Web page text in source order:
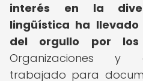
interés en la
lingüística ha
del orgullo por los
Organizaciones y
trabajado para